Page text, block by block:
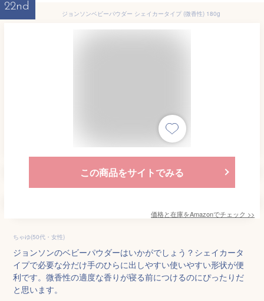
22nd
ジョンソンベビーパウダー シェイカータイプ (微香性) 180g
この商品をサイトでみる
価格と在庫をAmazonでチェック >>
ちゃゆ(50代・女性)
ジョンソンのベビーパウダーはいかがでしょう？シェイカータ
イプで必要な分だけ手のひらに出しやすい使いやすい形状が便
利です。微香性の適度な香りが寝る前につけるのにぴったりだ
と思います。